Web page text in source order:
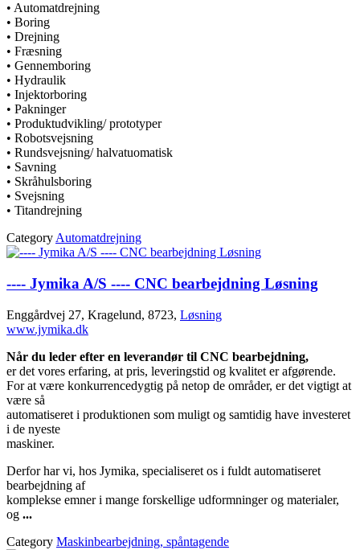
• Automatdrejning
• Boring
• Drejning
• Fræsning
• Gennemboring
• Hydraulik
• Injektorboring
• Pakninger
• Produktudvikling/ prototyper
• Robotsvejsning
• Rundsvejsning/ halvatuomatisk
• Savning
• Skråhulsboring
• Svejsning
• Titandrejning
Category Automatdrejning
---- Jymika A/S ---- CNC bearbejdning Løsning
Enggårdvej 27, Kragelund, 8723, Løsning
www.jymika.dk
Når du leder efter en leverandør til CNC bearbejdning,
er det vores erfaring, at pris, leveringstid og kvalitet er afgørende.
For at være konkurrencedygtig på netop de områder, er det vigtigt at
være så
automatiseret i produktionen som muligt og samtidig have investeret
i de nyeste
maskiner.
Derfor har vi, hos Jymika, specialiseret os i fuldt automatiseret
bearbejdning af
komplekse emner i mange forskellige udformninger og materialer,
og ...
Category Maskinbearbejdning, spåntagende